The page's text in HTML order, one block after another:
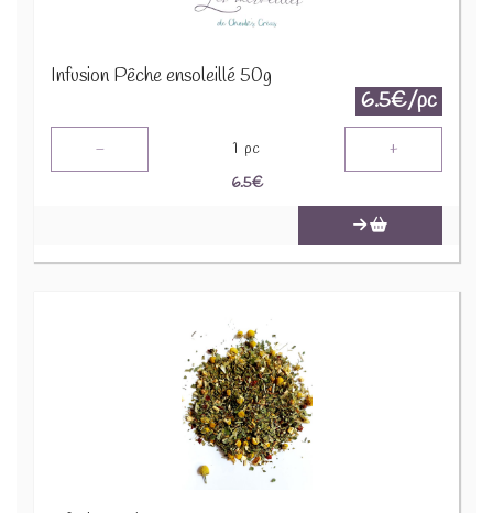
Infusion Pêche ensoleillé 50g
6.5€/pc
- 1 pc +
6.5€